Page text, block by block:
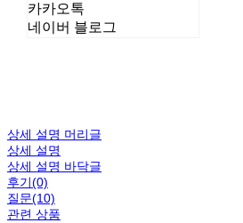
카카오톡
네이버 블로그
상세 설명 머리글
상세 설명
상세 설명 바닥글
후기(0)
질문(10)
관련 상품